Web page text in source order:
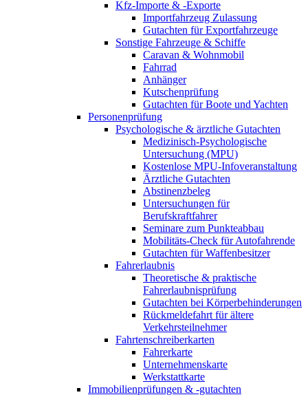
Kfz-Importe & -Exporte
Importfahrzeug Zulassung
Gutachten für Exportfahrzeuge
Sonstige Fahrzeuge & Schiffe
Caravan & Wohnmobil
Fahrrad
Anhänger
Kutschenprüfung
Gutachten für Boote und Yachten
Personenprüfung
Psychologische & ärztliche Gutachten
Medizinisch-Psychologische
Untersuchung (MPU)
Kostenlose MPU-Infoveranstaltung
Ärztliche Gutachten
Abstinenzbeleg
Untersuchungen für
Berufskraftfahrer
Seminare zum Punkteabbau
Mobilitäts-Check für Autofahrende
Gutachten für Waffenbesitzer
Fahrerlaubnis
Theoretische & praktische
Fahrerlaubnisprüfung
Gutachten bei Körperbehinderungen
Rückmeldefahrt für ältere
Verkehrsteilnehmer
Fahrtenschreiberkarten
Fahrerkarte
Unternehmenskarte
Werkstattkarte
Immobilienprüfungen & -gutachten